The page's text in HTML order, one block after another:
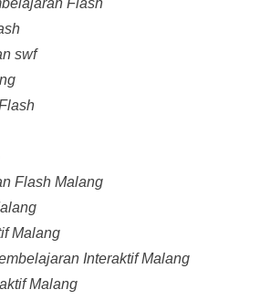
Flash
swf
Flash Malang
Malang
Interaktif Malang
Malang